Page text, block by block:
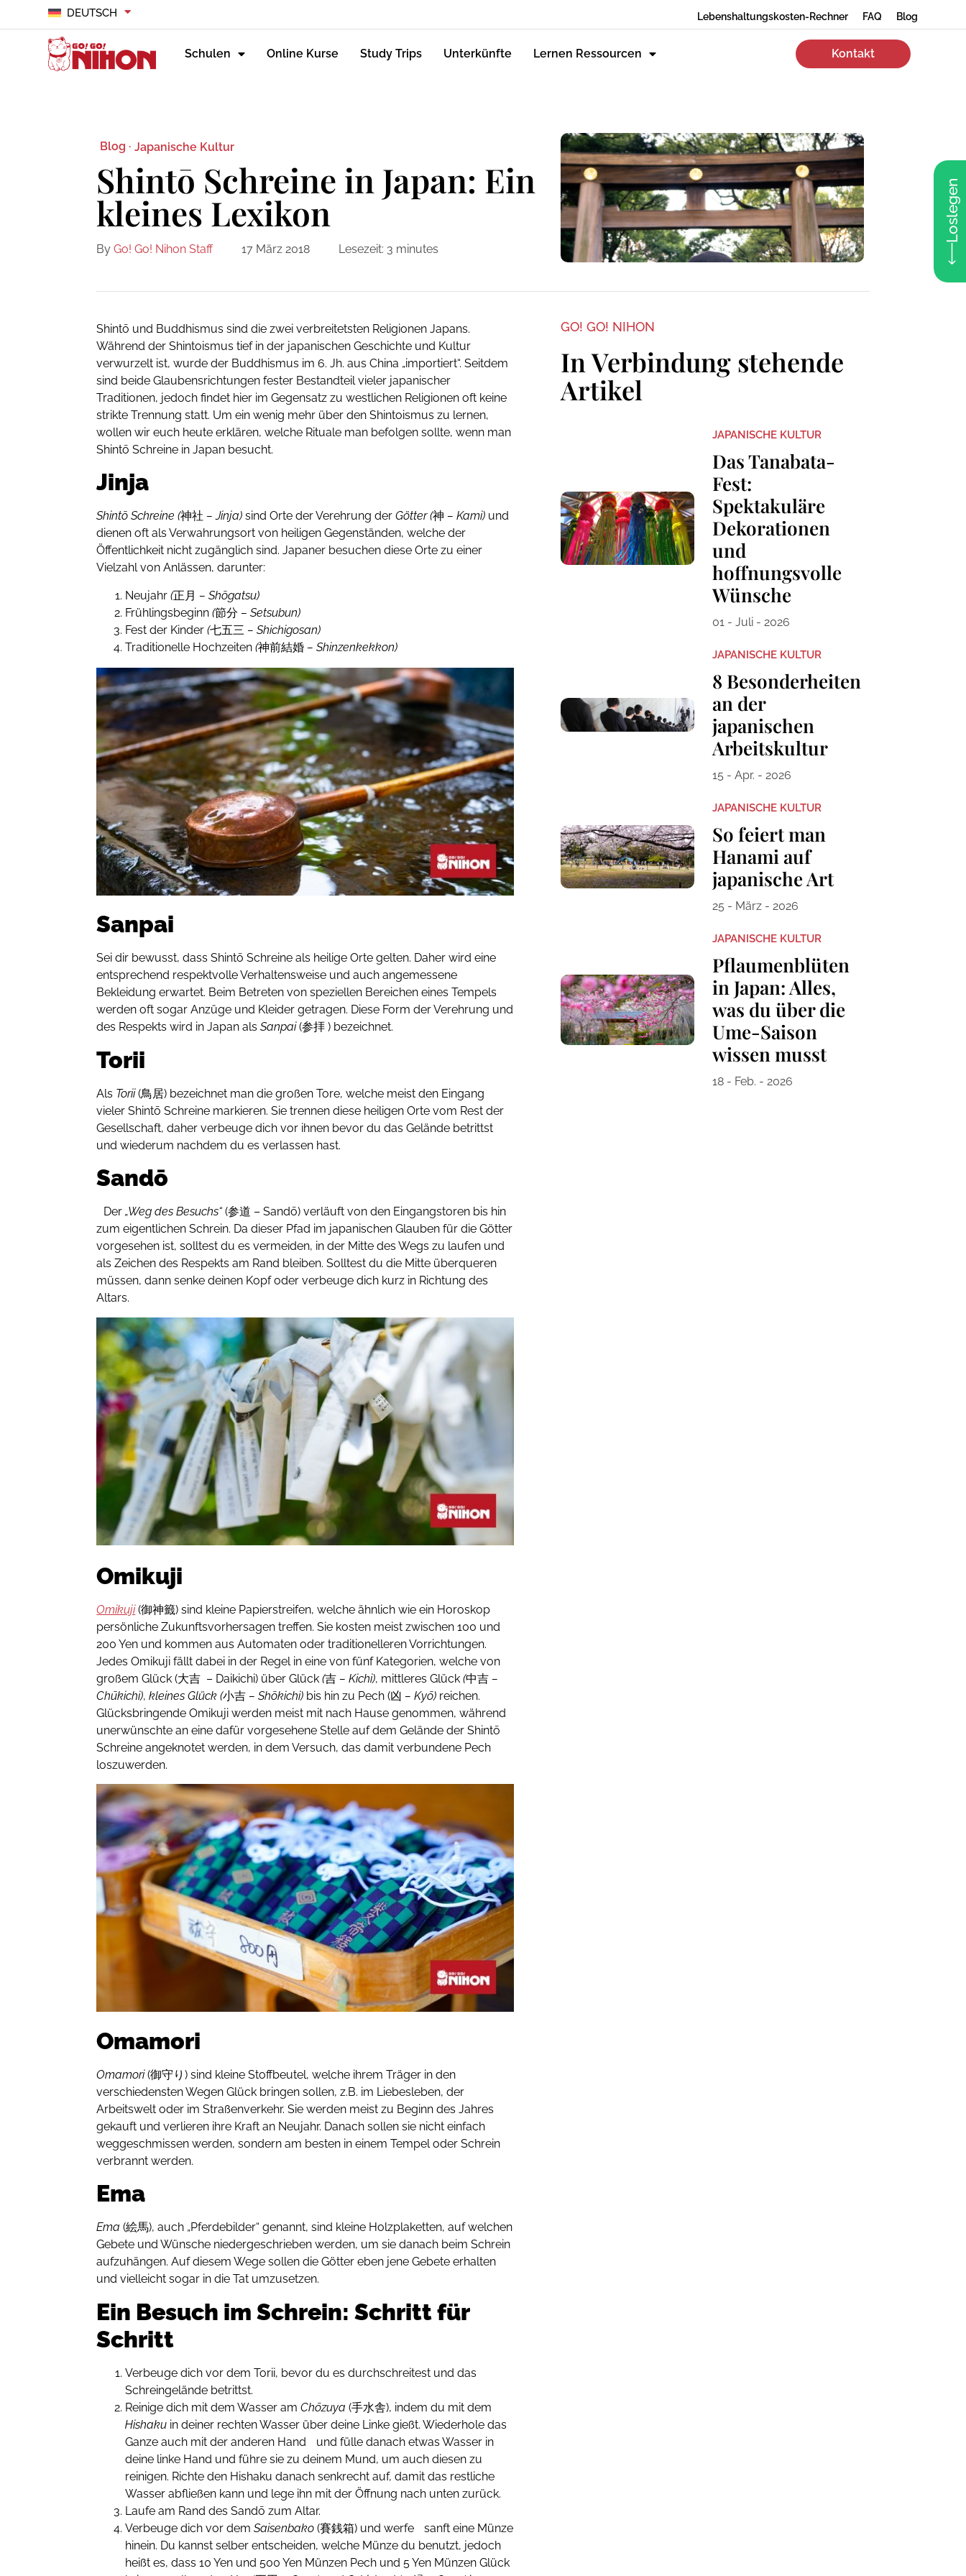
DEUTSCH Lebenshaltungskosten-Rechner FAQ Blog
Schulen Online Kurse Study Trips Unterkünfte Lernen Ressourcen Kontakt
Loslegen
Blog · Japanische Kultur
Shintō Schreine in Japan: Ein
kleines Lexikon
By Go! Go! Nihon Staff 17 März 2018 Lesezeit: 3 minutes
Shintō und Buddhismus sind die zwei verbreitetsten Religionen Japans.
Während der Shintoismus tief in der japanischen Geschichte und Kultur
verwurzelt ist, wurde der Buddhismus im 6. Jh. aus China „importiert“. Seitdem
sind beide Glaubensrichtungen fester Bestandteil vieler japanischer
Traditionen, jedoch findet hier im Gegensatz zu westlichen Religionen oft keine
strikte Trennung statt. Um ein wenig mehr über den Shintoismus zu lernen,
wollen wir euch heute erklären, welche Rituale man befolgen sollte, wenn man
Shintō Schreine in Japan besucht.
Jinja
Shintō Schreine (神社 – Jinja)sind Orte der Verehrung derGötter (神 – Kami) und
dienen oft als Verwahrungsort von heiligen Gegenständen, welche der
Öffentlichkeit nicht zugänglich sind. Japaner besuchen diese Orte zu einer
Vielzahl von Anlässen, darunter:
Neujahr(正月 – Shōgatsu)
Frühlingsbeginn(節分 – Setsubun)
Fest der Kinder(七五三 – Shichigosan)
Traditionelle Hochzeiten(神前結婚 – Shinzenkekkon)
Sanpai
Sei dir bewusst, dass Shintō Schreine als heilige Orte gelten. Daher wird eine
entsprechend respektvolle Verhaltensweise und auch angemessene
Bekleidung erwartet. Beim Betreten von speziellen Bereichen eines Tempels
werden oft sogar Anzüge und Kleider getragen. Diese Form der Verehrung und
des Respekts wird in Japan alsSanpai(参拝 ) bezeichnet.
Torii
Als Torii(鳥居) bezeichnet man die großen Tore, welche meist den Eingang
vieler Shintō Schreine markieren. Sie trennen diese heiligen Orte vom Rest der
Gesellschaft, daher verbeuge dich vor ihnen bevor du das Gelände betrittst
und wiederum nachdem du es verlassen hast.
Sandō
Der„Weg des Besuchs“ (参道 – Sandō) verläuft von den Eingangstoren bis hin
zum eigentlichen Schrein. Da dieser Pfad im japanischen Glauben für die Götter
vorgesehen ist, solltest du es vermeiden, in der Mitte des Wegs zu laufen und
als Zeichen des Respekts am Rand bleiben. Solltest du die Mitte überqueren
müssen, dann senke deinen Kopf oder verbeuge dich kurz in Richtung des
Altars.
Omikuji
Omikuji(御神籤) sind kleine Papierstreifen, welche ähnlich wie ein Horoskop
persönliche Zukunftsvorhersagen treffen. Sie kosten meist zwischen 100 und
200 Yen und kommen aus Automaten oder traditionelleren Vorrichtungen.
Jedes Omikuji fällt dabei in der Regel in eine von fünf Kategorien, welche von
großem Glück (大吉 – Daikichi) über Glück (吉 – Kichi), mittleres Glück (中吉 –
Chūkichi),kleines Glück (小吉 – Shōkichi) bis hin zu Pech (凶 – Kyō) reichen.
Glücksbringende Omikuji werden meist mit nach Hause genommen, während
unerwünschte an eine dafür vorgesehene Stelle auf dem Gelände der Shintō
Schreine angeknotet werden, in dem Versuch, das damit verbundene Pech
loszuwerden.
Omamori
Omamori(御守り) sind kleine Stoffbeutel, welche ihrem Träger in den
verschiedensten Wegen Glück bringen sollen, z.B. im Liebesleben, der
Arbeitswelt oder im Straßenverkehr. Sie werden meist zu Beginn des Jahres
gekauft und verlieren ihre Kraft an Neujahr. Danach sollen sie nicht einfach
weggeschmissen werden, sondern am besten in einem Tempel oder Schrein
verbrannt werden.
Ema
Ema(絵馬), auch „Pferdebilder“ genannt, sind kleine Holzplaketten, auf welchen
Gebete und Wünsche niedergeschrieben werden, um sie danach beim Schrein
aufzuhängen. Auf diesem Wege sollen die Götter eben jene Gebete erhalten
und vielleicht sogar in die Tat umzusetzen.
Ein Besuch im Schrein: Schritt für
Schritt
Verbeuge dich vor dem Torii, bevor du es durchschreitest und das
Schreingelände betrittst.
Reinige dich mit dem Wasser amChōzuya(手水舎), indem du mit dem
Hishaku in deiner rechten Wasser über deine Linke gießt. Wiederhole das
Ganze auch mit der anderen Hand und fülle danach etwas Wasser in
deine linke Hand und führe sie zu deinem Mund, um auch diesen zu
reinigen. Richte den Hishaku danach senkrecht auf, damit das restliche
Wasser abfließen kann und lege ihn mit der Öffnung nach unten zurück.
Laufe am Rand des Sandō zum Altar.
Verbeuge dich vor demSaisenbako(賽銭箱) und werfe sanft eine Münze
hinein. Du kannst selber entscheiden, welche Münze du benutzt, jedoch
heißt es, dass 10 Yen und 500 Yen Münzen Pech und 5 Yen Münzen Glück
GO! GO! NIHON
In Verbindung stehende
Artikel
JAPANISCHE KULTUR
Das Tanabata-
Fest:
Spektakuläre
Dekorationen
und
hoffnungsvolle
Wünsche
01 - Juli - 2026
JAPANISCHE KULTUR
8 Besonderheiten
an der
japanischen
Arbeitskultur
15 - Apr. - 2026
JAPANISCHE KULTUR
So feiert man
Hanami auf
japanische Art
25 - März - 2026
JAPANISCHE KULTUR
Pflaumenblüten
in Japan: Alles,
was du über die
Ume-Saison
wissen musst
18 - Feb. - 2026